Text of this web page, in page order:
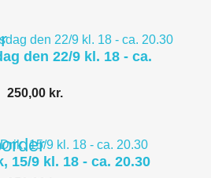
den 22/9 kl. 18 - ca.
250,00 kr.
15/9 kl. 18 - ca. 20.30